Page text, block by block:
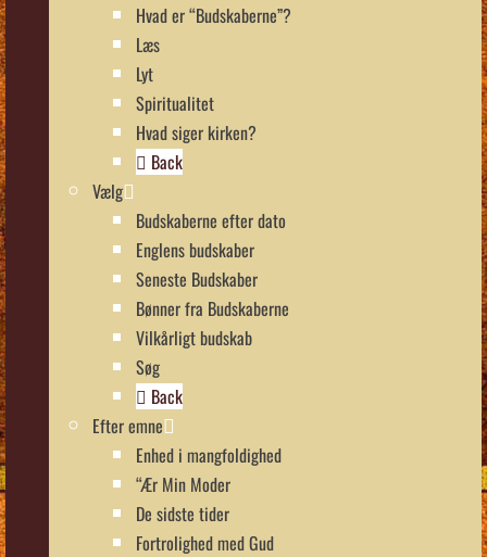
Hvad er “Budskaberne”?
Læs
Lyt
Spiritualitet
Hvad siger kirken?
Back
Vælg
Budskaberne efter dato
Englens budskaber
Seneste Budskaber
Bønner fra Budskaberne
Vilkårligt budskab
Søg
Back
Efter emne
Enhed i mangfoldighed
“Ær Min Moder
De sidste tider
Fortrolighed med Gud